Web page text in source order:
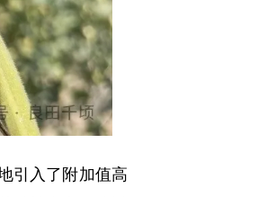
引入了附加值高